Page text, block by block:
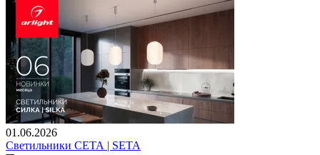
01.06.2026
Светильники СЕТА | SETA